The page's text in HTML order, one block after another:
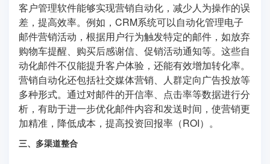
客户管理软件能够实现营销自动化，减少人为操作的误
差，提高效率。例如，CRM系统可以自动化管理电子
邮件营销活动，根据用户行为触发特定的邮件，如放弃
购物车提醒、购买后感谢信、促销活动通知等。这些自
动化邮件不仅能提升客户体验，还能有效增加转化率。
营销自动化还包括社交媒体营销、人群定向广告投放等
多种形式。通过对邮件的开信率、点击率等数据进行分
析，有助于进一步优化邮件内容和发送时间，使营销更
加精准，降低成本，提高投资回报率（ROI）。
三、多渠道整合